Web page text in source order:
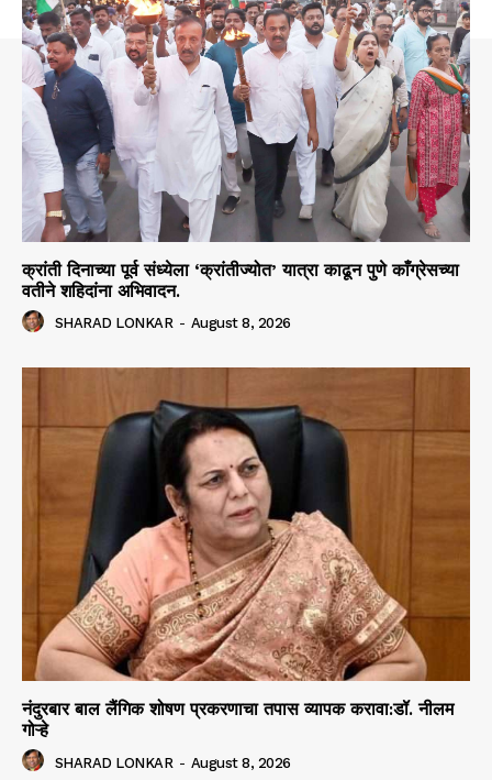
क्रांती दिनाच्या पूर्व संध्येला ‘क्रांतीज्योत’ यात्रा काढून पुणे काँग्रेसच्या
वतीने शहिदांना अभिवादन.
SHARAD LONKAR - August 8, 2026
नंदुरबार बाल लैंगिक शोषण प्रकरणाचा तपास व्यापक करावा:डॉ. नीलम
गोऱ्हे
SHARAD LONKAR - August 8, 2026